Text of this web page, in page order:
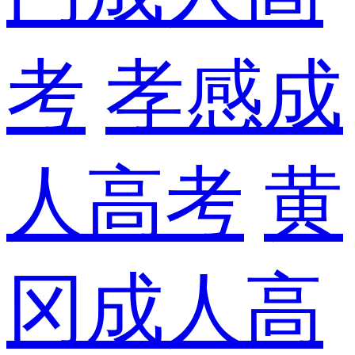
考 孝感成
人高考 黄
冈成人高